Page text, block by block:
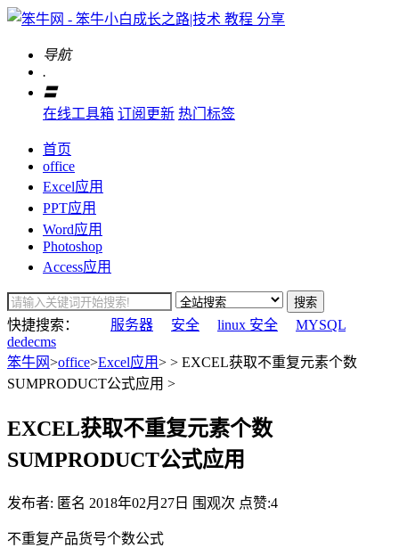
导航
.
〓
在线工具箱 订阅更新 热门标签
首页
office
Excel应用
PPT应用
Word应用
Photoshop
Access应用
搜索
快捷搜索： 服务器 安全 linux 安全
MYSQL
dedecms
笨牛网>office>Excel应用> > EXCEL获取不重复元素个数
SUMPRODUCT公式应用 >
EXCEL获取不重复元素个数
SUMPRODUCT公式应用
发布者: 匿名 2018年02月27日 围观次 点赞:4
不重复产品货号个数公式